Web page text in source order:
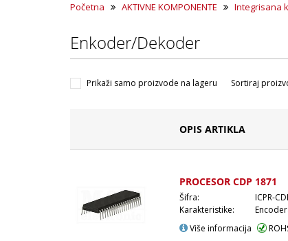
Početna AKTIVNE KOMPONENTE Integrisana
Enkoder/Dekoder
Prikaži samo proizvode na lageru Sortiraj
OPIS ARTIKLA
PROCESOR CDP 1871
Šifra:
ICPR-
Karakteristike:
Više informacija